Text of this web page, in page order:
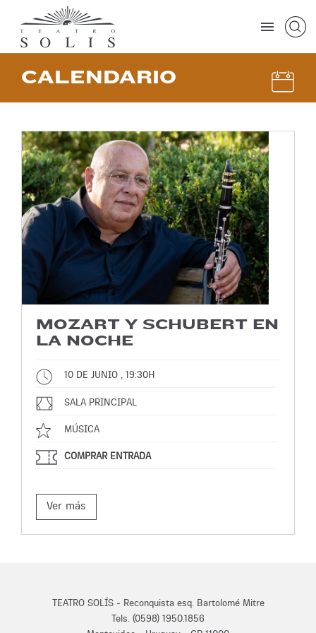
CALENDARIO
MOZART Y SCHUBERT EN
LA NOCHE
10 DE JUNIO , 19:30H
SALA PRINCIPAL
MÚSICA
COMPRAR ENTRADA
Ver más
TEATRO SOLÍS - Reconquista esq. Bartolomé Mitre
Tels. (0598) 1950.1856